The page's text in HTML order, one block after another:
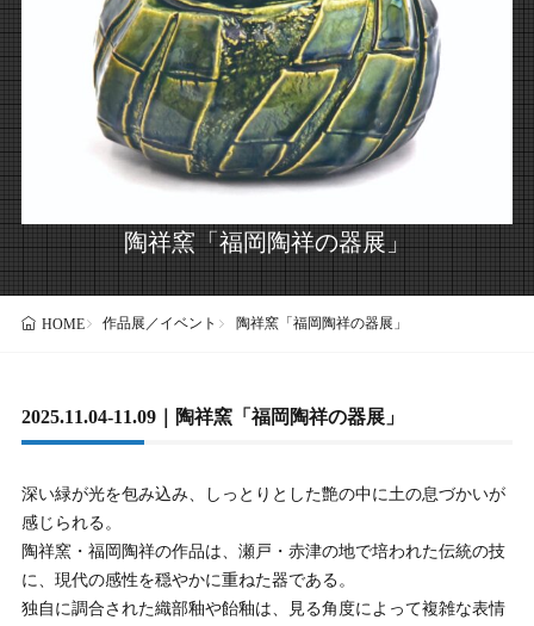
陶祥窯「福岡陶祥の器展」
HOME 作品展／イベント 陶祥窯「福岡陶祥の器展」
2025.11.04-11.09｜陶祥窯「福岡陶祥の器展」
深い緑が光を包み込み、しっとりとした艶の中に土の息づかいが
感じられる。
陶祥窯・福岡陶祥の作品は、瀬戸・赤津の地で培われた伝統の技
に、現代の感性を穏やかに重ねた器である。
独自に調合された織部釉や飴釉は、見る角度によって複雑な表情